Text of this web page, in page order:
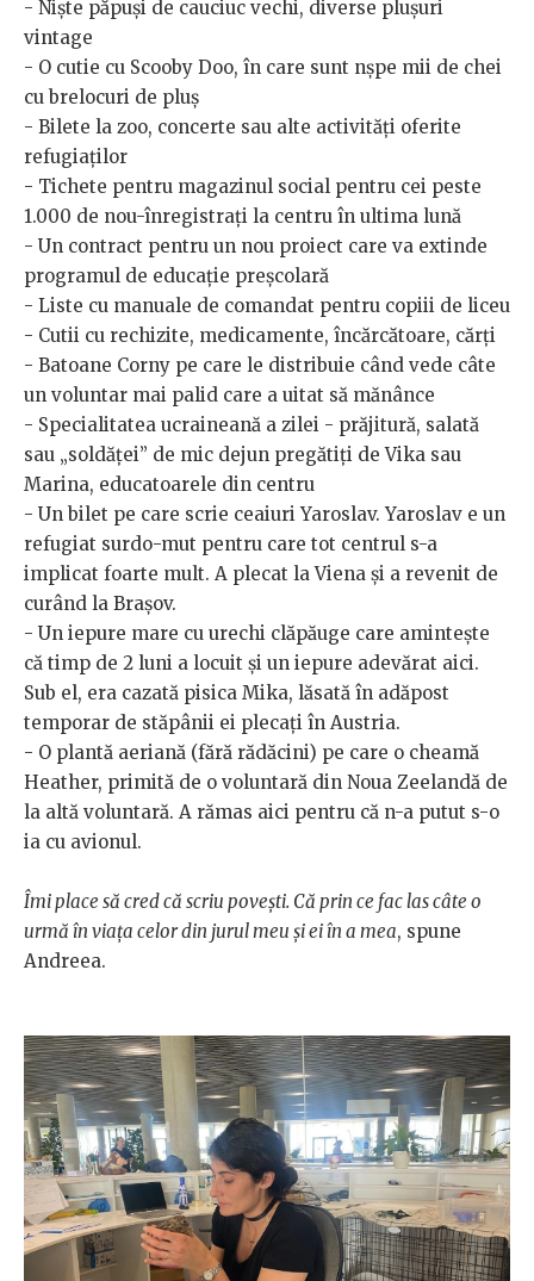
- Niște păpuși de cauciuc vechi, diverse plușuri
vintage
- O cutie cu Scooby Doo, în care sunt nșpe mii de chei
cu brelocuri de pluș
- Bilete la zoo, concerte sau alte activități oferite
refugiaților
- Tichete pentru magazinul social pentru cei peste
1.000 de nou-înregistrați la centru în ultima lună
- Un contract pentru un nou proiect care va extinde
programul de educație preșcolară
- Liste cu manuale de comandat pentru copiii de liceu
- Cutii cu rechizite, medicamente, încărcătoare, cărți
- Batoane Corny pe care le distribuie când vede câte
un voluntar mai palid care a uitat să mănânce
- Specialitatea ucraineană a zilei - prăjitură, salată
sau „soldăței” de mic dejun pregătiți de Vika sau
Marina, educatoarele din centru
- Un bilet pe care scrie ceaiuri Yaroslav. Yaroslav e un
refugiat surdo-mut pentru care tot centrul s-a
implicat foarte mult. A plecat la Viena și a revenit de
curând la Brașov.
- Un iepure mare cu urechi clăpăuge care amintește
că timp de 2 luni a locuit și un iepure adevărat aici.
Sub el, era cazată pisica Mika, lăsată în adăpost
temporar de stăpânii ei plecați în Austria.
- O plantă aeriană (fără rădăcini) pe care o cheamă
Heather, primită de o voluntară din Noua Zeelandă de
la altă voluntară. A rămas aici pentru că n-a putut s-o
ia cu avionul.
Îmi place să cred că scriu povești. Că prin ce fac las câte o
urmă în viața celor din jurul meu și ei în a mea, spune
Andreea.